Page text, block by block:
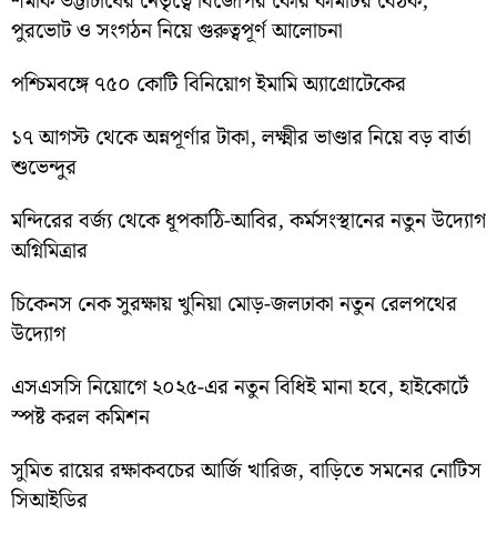
পুরভোট ও সংগঠন নিয়ে গুরুত্বপূর্ণ আলোচনা
পশ্চিমবঙ্গে ৭৫০ কোটি বিনিয়োগ ইমামি অ্যাগ্রোটেকের
১৭ আগস্ট থেকে অন্নপূর্ণার টাকা, লক্ষ্মীর ভাণ্ডার নিয়ে বড় বার্তা
শুভেন্দুর
মন্দিরের বর্জ্য থেকে ধূপকাঠি-আবির, কর্মসংস্থানের নতুন উদ্যোগ
অগ্নিমিত্রার
চিকেনস নেক সুরক্ষায় খুনিয়া মোড়-জলঢাকা নতুন রেলপথের
উদ্যোগ
এসএসসি নিয়োগে ২০২৫-এর নতুন বিধিই মানা হবে, হাইকোর্টে
স্পষ্ট করল কমিশন
সুমিত রায়ের রক্ষাকবচের আর্জি খারিজ, বাড়িতে সমনের নোটিস
সিআইডির